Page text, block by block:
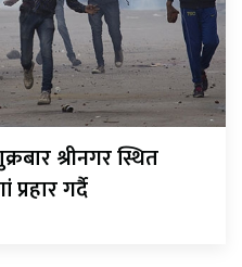
श्रीनगर स्थित
गर्दै